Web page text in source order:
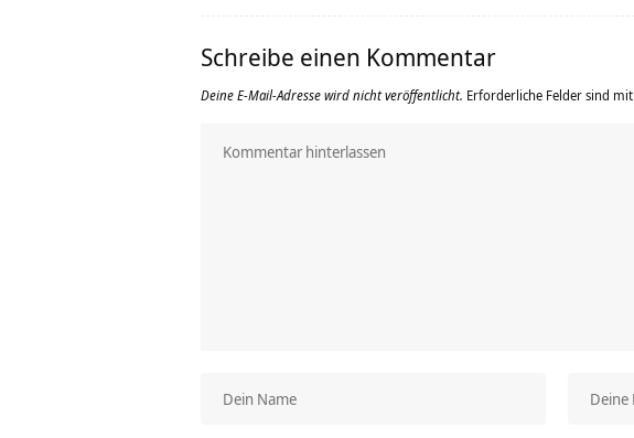
Schreibe einen Kommentar
Deine E-Mail-Adresse wird nicht veröffentlicht. Erforderliche Felder sind mit